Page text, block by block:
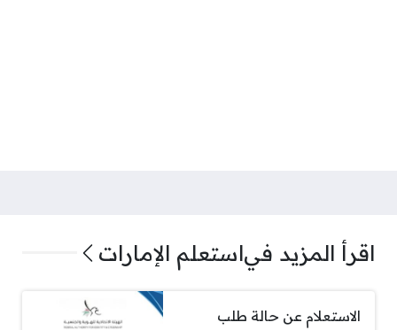
اقرأ المزيد فياستعلم الإمارات
الاستعلام عن حالة طلب